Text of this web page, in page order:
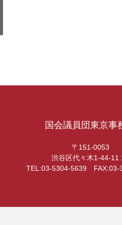
国会議員団東京事
〒151-0053
渋谷区代々木1-44-11
TEL:03-5304-5639 FAX:03-